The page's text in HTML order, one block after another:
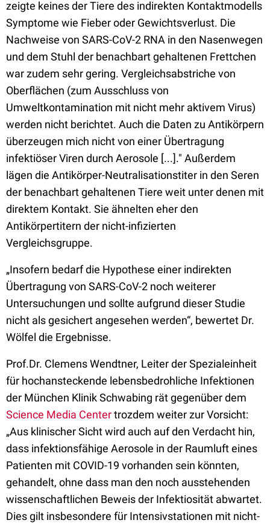
zeigte keines der Tiere des indirekten Kontaktmodells
Symptome wie Fieber oder Gewichtsverlust. Die
Nachweise von SARS-CoV-2 RNA in den Nasenwegen
und dem Stuhl der benachbart gehaltenen Frettchen
war zudem sehr gering. Vergleichsabstriche von
Oberflächen (zum Ausschluss von
Umweltkontamination mit nicht mehr aktivem Virus)
werden nicht berichtet. Auch die Daten zu Antikörpern
überzeugen mich nicht von einer Übertragung
infektiöser Viren durch Aerosole [...]." Außerdem
lägen die Antikörper-Neutralisationstiter in den Seren
der benachbart gehaltenen Tiere weit unter denen mit
direktem Kontakt. Sie ähnelten eher den
Antikörpertitern der nicht-infizierten
Vergleichsgruppe.
„Insofern bedarf die Hypothese einer indirekten
Übertragung von SARS-CoV-2 noch weiterer
Untersuchungen und sollte aufgrund dieser Studie
nicht als gesichert angesehen werden“, bewertet Dr.
Wölfel die Ergebnisse.
Prof.Dr. Clemens Wendtner, Leiter der Spezialeinheit
für hochansteckende lebensbedrohliche Infektionen
der München Klinik Schwabing rät gegenüber dem
Science Media Centertrozdem weiter zur Vorsicht:
„Aus klinischer Sicht wird auch auf den Verdacht hin,
dass infektionsfähige Aerosole in der Raumluft eines
Patienten mit COVID-19 vorhanden sein könnten,
gehandelt, ohne dass man den noch ausstehenden
wissenschaftlichen Beweis der Infektiosität abwartet.
Dies gilt insbesondere für Intensivstationen mit nicht-